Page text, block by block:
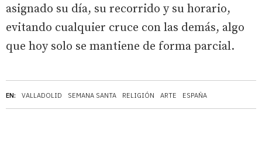
EN: VALLADOLID SEMANA SANTA RELIGIÓN ARTE ESPAÑA
asignado su día, su recorrido y su horario,
evitando cualquier cruce con las demás, algo
que hoy solo se mantiene de forma parcial.